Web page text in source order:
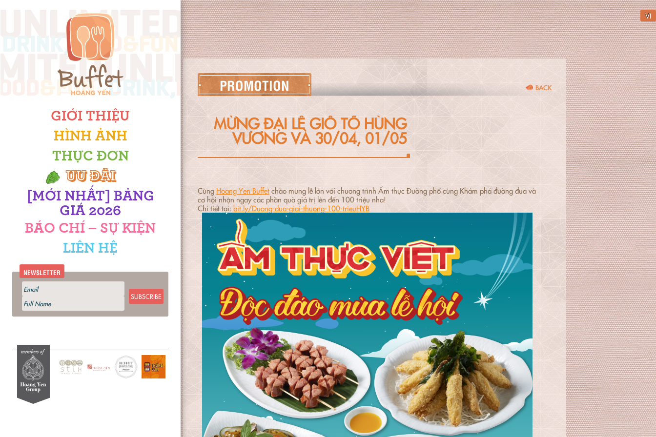
GIỚI THIỆU
HÌNH ẢNH
THỰC ĐƠN
ƯU ĐÃI
[MỚI NHẤT] BẢNG
GIÁ 2026
BÁO CHÍ – SỰ KIỆN
LIÊN HỆ
NEWSLETTER
SUBSCRIBE
VI
PROMOTION BACK
MỪNG ĐẠI LỄ GIỖ TỔ HÙNG
VƯƠNG VÀ 30/04, 01/05
Cùng Hoang Yen Buffetchào mừng lễ lớn với chương trình Ẩm thực Đường phố cùng Khám phá đường đua và
cơ hội nhận ngay các phần quà giá trị lên đến 100 triệu nha!
Chi tiết tại: bit.ly/Duong-dua-giai-thuong-100-trieuHYB